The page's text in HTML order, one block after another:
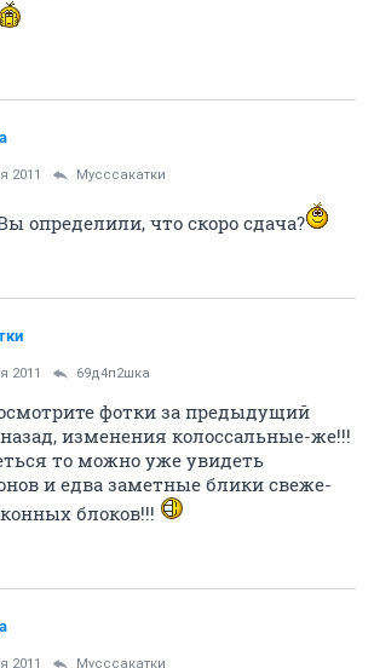
2011 Мусссакатки
определили, что скоро сдача?
2011 69д4п2шка
фотки за предыдущий
изменения колоссальные-же!!!
то можно уже увидеть
и едва заметные блики свеже-
блоков!!!
2011 Мусссакатки